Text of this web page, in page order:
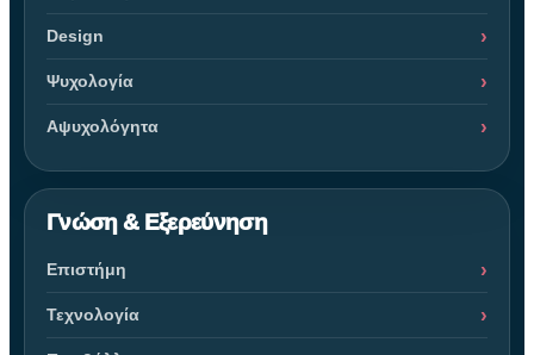
Design
Ψυχολογία
Αψυχολόγητα
Γνώση & Εξερεύνηση
Επιστήμη
Τεχνολογία